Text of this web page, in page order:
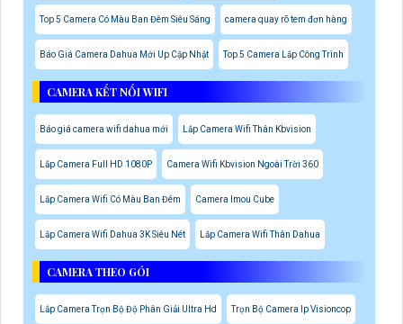
Top 5 Camera Có Màu Ban Đêm Siêu Sáng camera quay rõ tem đơn hàng
Báo Giá Camera Dahua Mới Up Cập Nhật Top 5 Camera Lắp Công Trình
CAMERA KẾT NỐI WIFI
Báo giá camera wifi dahua mới Lắp Camera Wifi Thân Kbvision
Lắp Camera Full HD 1080P Camera Wifi Kbvision Ngoài Trời 360
Lắp Camera Wifi Có Màu Ban Đêm Camera Imou Cube
Lắp Camera Wifi Dahua 3K Siêu Nét Lắp Camera Wifi Thân Dahua
CAMERA THEO GÓI
Lắp Camera Trọn Bộ Độ Phân Giải Ultra Hd Trọn Bộ Camera Ip Visioncop